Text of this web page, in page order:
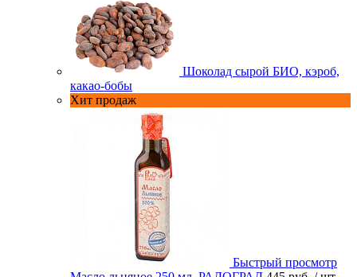
Шоколад сырой БИО, кэроб,
какао-бобы
Хит продаж
Быстрый просмотр